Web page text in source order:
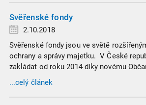
Svěřenské fondy
2.10.2018
Svěřenské fondy jsou ve světě
ochrany a správy majetku. V České
zakládat od roku 2014 díky novému
Svěřenské fondy se staly oblíbenými i
který kvůli zákonu o střetu zájmů do
...celý článek